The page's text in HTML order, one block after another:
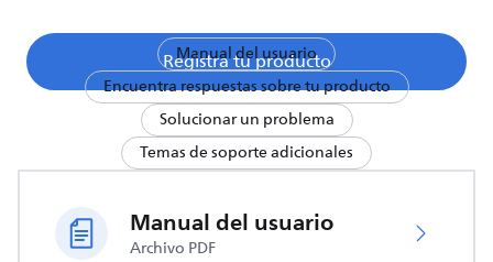
Registra tu producto
Manual del usuario
Encuentra respuestas sobre tu producto
Solucionar un problema
Temas de soporte adicionales
Manual del usuario
Archivo PDF